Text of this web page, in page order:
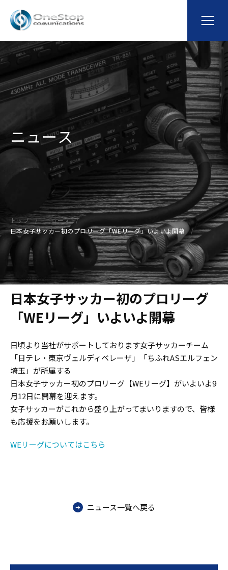
ニュース
トップ
ニュース
日本女子サッカー初のプロリーグ「WEリーグ」いよいよ開幕
2021.09.09
日本女子サッカー初のプロリーグ
「WEリーグ」いよいよ開幕
日頃より当社がサポートしております女子サッカーチーム
「日テレ・東京ヴェルディベレーザ」「ちふれASエルフェン
埼玉」が所属する
日本女子サッカー初のプロリーグ【WEリーグ】がいよいよ9
月12日に開幕を迎えます。
女子サッカーがこれから盛り上がってまいりますので、皆様
も応援をお願いします。
WEリーグについてはこちら
ニュース一覧へ戻る